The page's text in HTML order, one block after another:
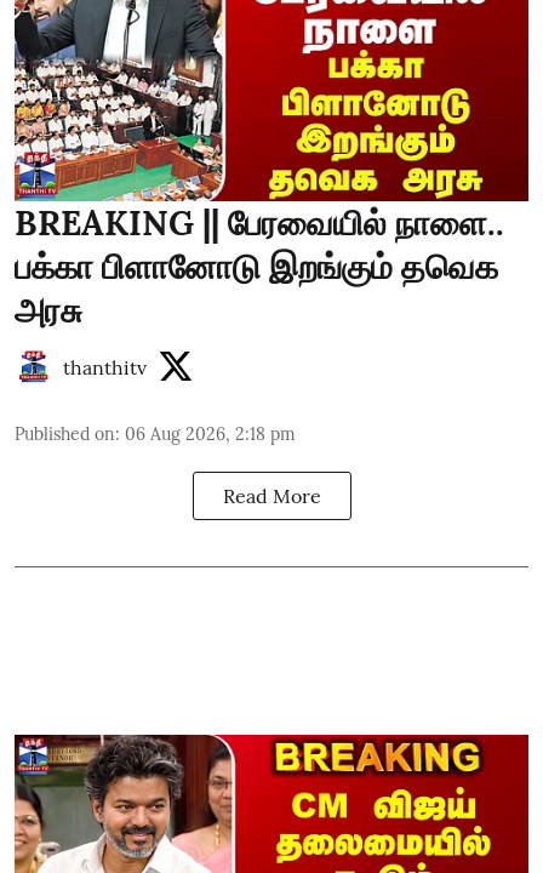
BREAKING || பேரவையில் நாளை..
பக்கா பிளானோடு இறங்கும் தவெக
அரசு
thanthitv
Published on: 06 Aug 2026, 2:18 pm
Read More